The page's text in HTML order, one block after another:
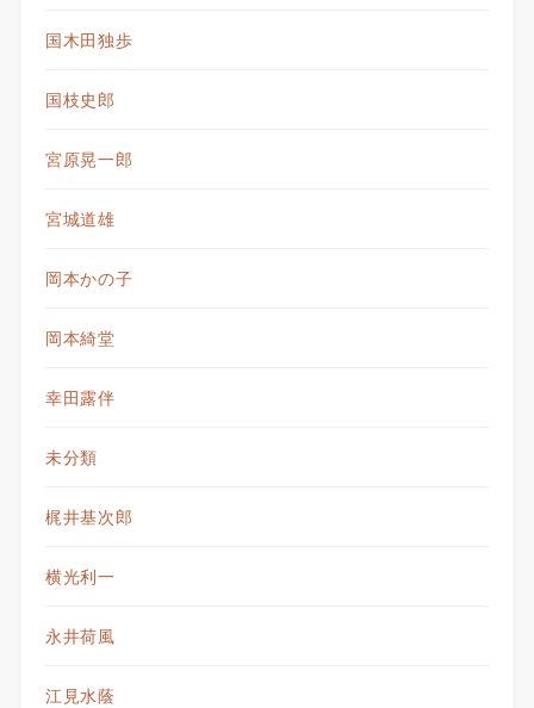
国木田独歩
国枝史郎
宮原晃一郎
宮城道雄
岡本かの子
岡本綺堂
幸田露伴
未分類
梶井基次郎
横光利一
永井荷風
江見水蔭